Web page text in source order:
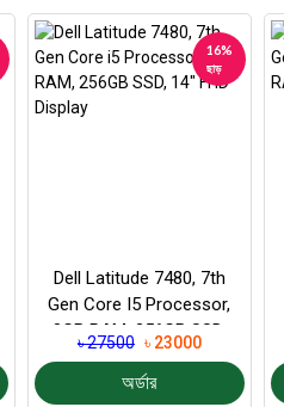
16%
ছাড়
Dell Latitude 7480, 7th
Gen Core I5 Processor,
8GB RAM, 256GB SSD,
14″ FHD Displ...
৳ 27500 ৳ 23000
অর্ডার